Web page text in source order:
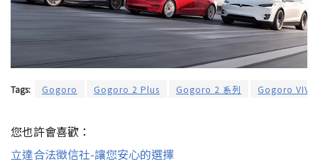
Tags: Gogoro Gogoro 2 Plus Gogoro 2 系列 Gogoro VIVA
您也許會喜歡：
立達合法徵信社-讓您安心的選擇